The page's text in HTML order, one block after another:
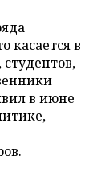
касается в
в июне